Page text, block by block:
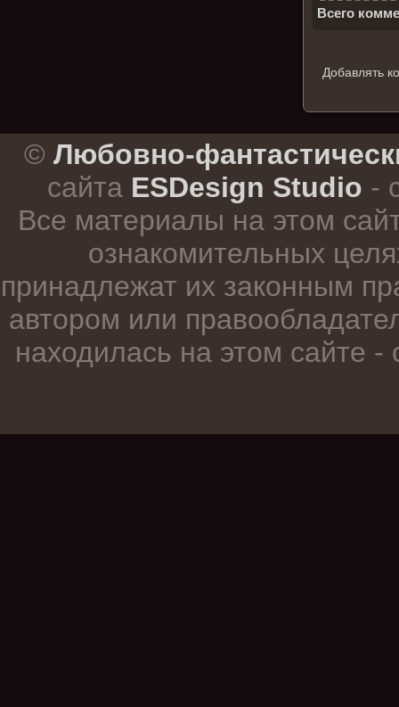
Всего
Добавлять
© Любовно-
сайта ESDesign Studio -
Все материалы на этом
ознакомительных
принадлежат их законным
автором или
находилась на этом сайте